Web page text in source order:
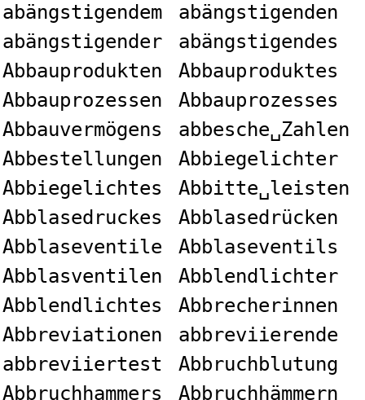
abängstigendem
abängstigenden
abängstigender
abängstigendes
Abbauprodukten
Abbauproduktes
Abbauprozessen
Abbauprozesses
Abbauvermögens
abbesche␣Zahlen
Abbestellungen
Abbiegelichter
Abbiegelichtes
Abbitte␣leisten
Abblasedruckes
Abblasedrücken
Abblaseventile
Abblaseventils
Abblasventilen
Abblendlichter
Abblendlichtes
Abbrecherinnen
Abbreviationen
abbreviierende
abbreviiertest
Abbruchblutung
Abbruchhammers
Abbruchhämmern